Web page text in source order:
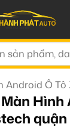
Android Ô Tô
Hình